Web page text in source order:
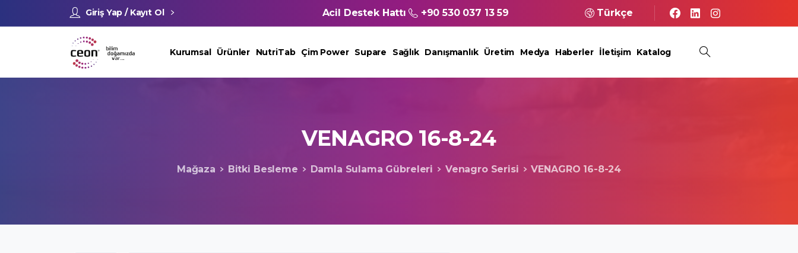
Giriş Yap / Kayıt Ol Acil Destek Hattı +90 530 037 13 59 Türkçe
Kurumsal Ürünler NutriTab Çim Power Supare Sağlık Danışmanlık Üretim Medya Haberler İletişim Katalog
VENAGRO 16-8-24
Mağaza Bitki Besleme Damla Sulama Gübreleri Venagro Serisi VENAGRO 16-8-24